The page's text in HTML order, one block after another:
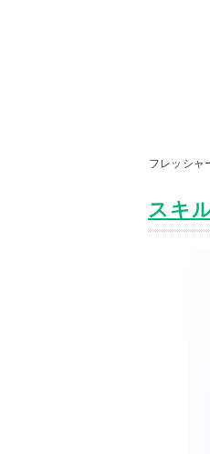
フレッシャ
スキ